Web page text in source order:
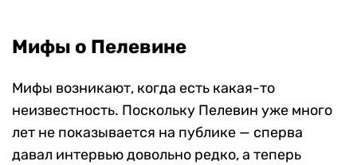
Мифы о Пелевине
Мифы возникают, когда есть какая-то
неизвестность. Поскольку Пелевин уже много
лет не показывается на публике — сперва
давал интервью довольно редко, а теперь